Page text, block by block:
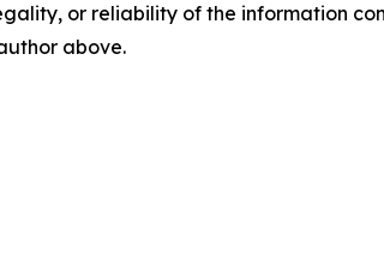
or reliability of the information
above.